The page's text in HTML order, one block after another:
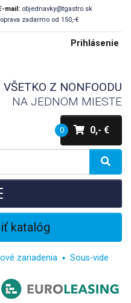
mail: objednavky@tgastro.sk
zadarmo od 150,-€
Prihlásenie
VŠETKO Z NONFOODU
NA JEDNOM MIESTE
0 0,- €
katalóg
zariadenia Sous-vide